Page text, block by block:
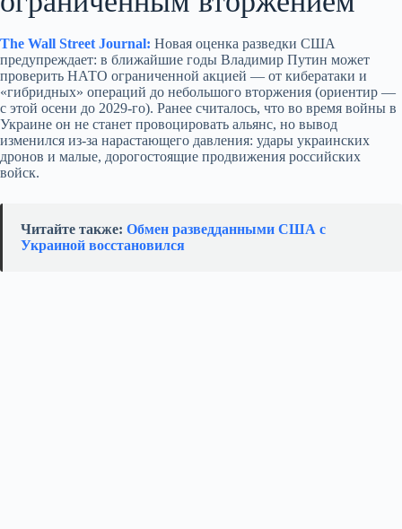
The Wall Street Journal: Новая оценка разведки США
предупреждает: в ближайшие годы Владимир Путин может
проверить НАТО ограниченной акцией — от кибератаки и
«гибридных» операций до небольшого вторжения (ориентир —
с этой осени до 2029‑го). Ранее считалось, что во время войны в
Украине он не станет провоцировать альянс, но вывод
изменился из‑за нарастающего давления: удары украинских
дронов и малые, дорогостоящие продвижения российских
войск.
Читайте также: Обмен разведданными США с
Украиной восстановился